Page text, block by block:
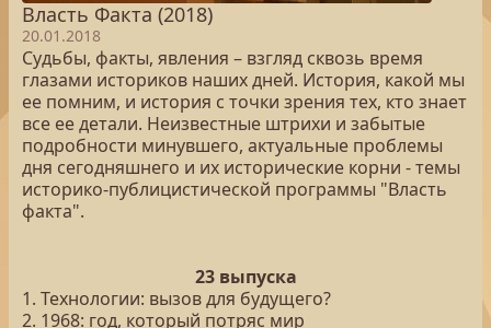
Власть Факта (2018)
20.01.2018
Судьбы, факты, явления – взгляд сквозь время
глазами историков наших дней. История, какой мы
ее помним, и история с точки зрения тех, кто знает
все ее детали. Неизвестные штрихи и забытые
подробности минувшего, актуальные проблемы
дня сегодняшнего и их исторические корни - темы
историко-публицистической программы "Власть
факта".
23 выпуска
1. Технологии: вызов для будущего?
2. 1968: год, который потряс мир